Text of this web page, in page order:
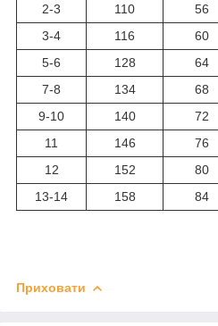
2-3 110 56
3-4
116 60
5-6
128 64
7-8
134 68
9-10
140 72
11
146 76
12
152 80
13-14
158 84
Приховати